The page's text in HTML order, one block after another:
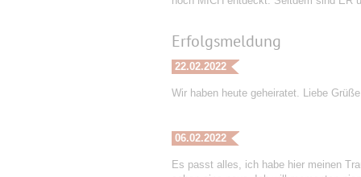
Erfolgsmeldung
22.02.2022
Wir haben heute geheiratet. Liebe
06.02.2022
Es passt alles, ich habe hier meinen